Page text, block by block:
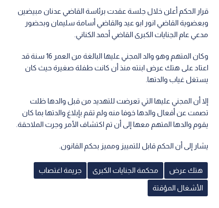
قرار الحكم أعلن خلال جلسة عقدت برئاسة القاضي عدنان مبيضين
وبعضوية القاضي انور ابو عيد والقاضي أسامة سليمان وبحضور
مدعي عام الجنايات الكبرى القاضي أحمد الكناني.
وكان المتهم وهو والد المجني عليها البالغة من العمر 16 سنة قد
اعتاد على هتك عرض ابنته منذ أن كانت طفلة صغيرة حيث كان
يستغل غياب والدتها.
إلا أن المجني عليها التي تعرضت للتهديد من قبل والدها ظلت
تصمت عن أفعال والدها خوفا منه ولم تقم بإبلاغ والدتها بما كان
يقوم والدها المتهم معها إلى أن تم اكتشاف الأمر وجرت الملاحقة.
يشار إلى أن الحكم قابل للتمييز ومميز بحكم القانون.
هتك عرض محكمة الجنايات الكبرى جريمة اغتصاب
الأشغال المؤقتة